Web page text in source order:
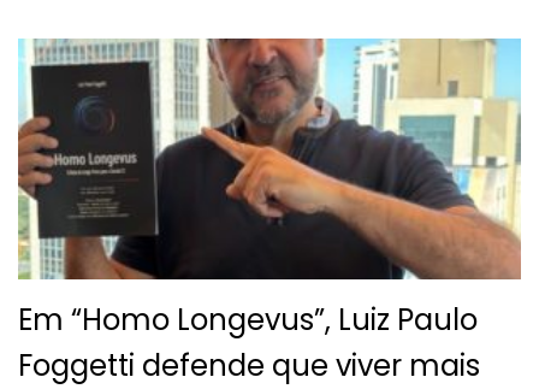
Em “Homo Longevus”, Luiz Paulo
Foggetti defende que viver mais